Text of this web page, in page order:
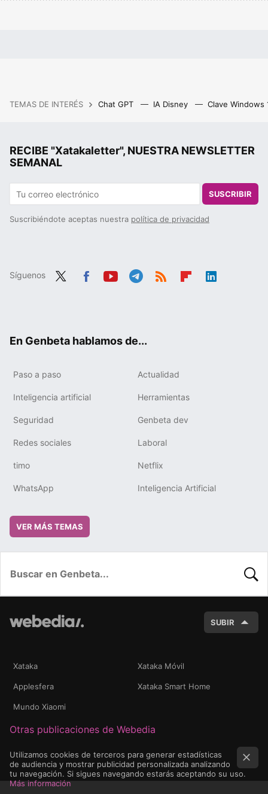
TEMAS DE INTERÉS Chat GPT IA Disney Clave Windows
RECIBE "Xatakaletter", NUESTRA NEWSLETTER
SEMANAL
SUSCRIBIR
Suscribiéndote aceptas nuestra política de privacidad
Síguenos
En Genbeta hablamos de...
Paso a paso Actualidad
Inteligencia artificial Herramientas
Seguridad Genbeta dev
Redes sociales Laboral
timo Netflix
WhatsApp Inteligencia Artificial
VER MÁS TEMAS
SUBIR
Xataka Xataka Móvil
Applesfera Xataka Smart Home
Mundo Xiaomi
Otras publicaciones de Webedia
Utilizamos cookies de terceros para generar estadísticas
de audiencia y mostrar publicidad personalizada analizando
tu navegación. Si sigues navegando estarás aceptando su uso.
Más información